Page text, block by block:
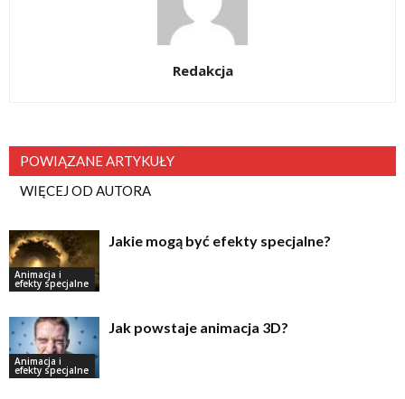
Redakcja
POWIĄZANE ARTYKUŁY
WIĘCEJ OD AUTORA
Animacja i
efekty specjalne
Jakie mogą być efekty specjalne?
Animacja i
efekty specjalne
Jak powstaje animacja 3D?